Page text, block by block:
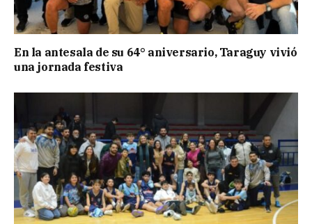
En la antesala de su 64° aniversario, Taraguy vivió
una jornada festiva